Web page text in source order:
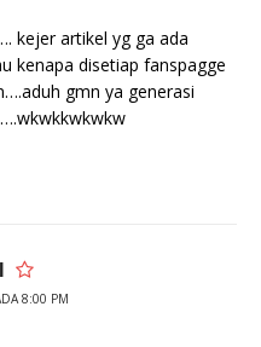
kejer artikel yg ga ada
kenapa disetiap fanspagge
gmn ya generasi
8:00 PM